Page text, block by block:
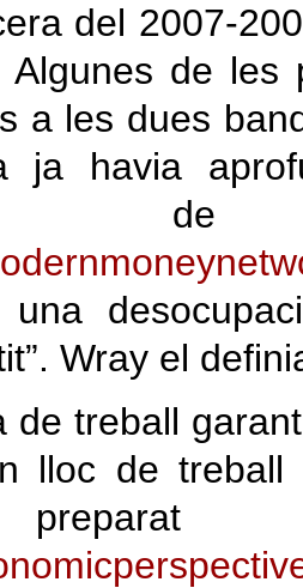
del 2007-
de les
a les dues
ja havia
Wray el
de treball
lloc de treball